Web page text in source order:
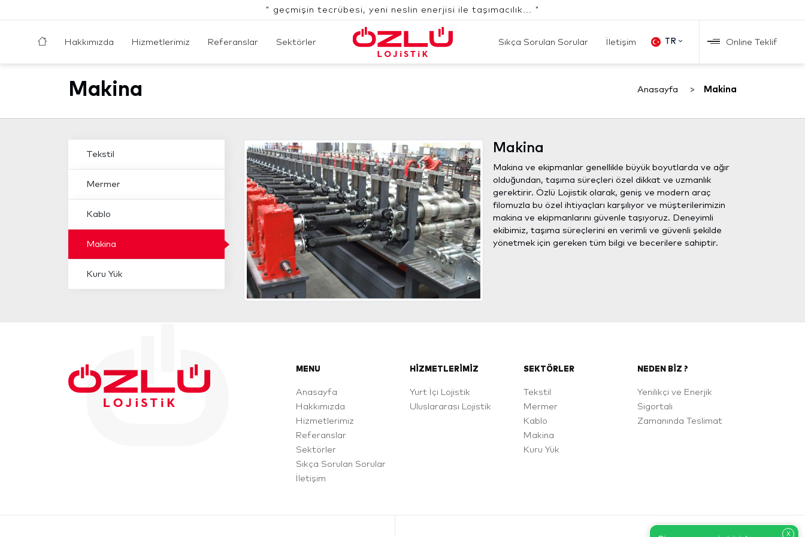
" geçmişin tecrübesi, yeni neslin enerjisi ile taşımacılık... "
Hakkımızda Hizmetlerimiz Referanslar Sektörler Sıkça Sorulan Sorular İletişim TR Online Teklif
Makina Anasayfa Makina
Tekstil
Mermer
Kablo
Makina
Kuru Yük
Makina
Makina ve ekipmanlar genellikle büyük boyutlarda ve ağır
olduğundan, taşıma süreçleri özel dikkat ve uzmanlık
gerektirir. Özlü Lojistik olarak, geniş ve modern araç
filomuzla bu özel ihtiyaçları karşılıyor ve müşterilerimizin
makina ve ekipmanlarını güvenle taşıyoruz. Deneyimli
ekibimiz, taşıma süreçlerini en verimli ve güvenli şekilde
yönetmek için gereken tüm bilgi ve becerilere sahiptir.
MENU
Anasayfa
Hakkımızda
Hizmetlerimiz
Referanslar
Sektörler
Sıkça Sorulan Sorular
İletişim
HIZMETLERIMIZ
Yurt İçi Lojistik
Uluslararası Lojistik
SEKTÖRLER
Tekstil
Mermer
Kablo
Makina
Kuru Yük
NEDEN BIZ ?
Yenilikçi ve Enerjik
Sigortalı
Zamanında Teslimat
X